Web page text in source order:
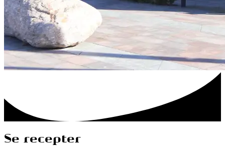
Se recepter